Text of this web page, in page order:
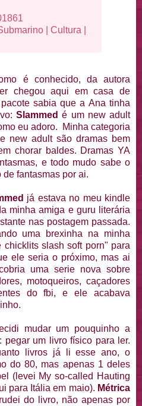
|Cultura
é conhecido, da autora
chegou aqui em casa de
sabia que a Ana tinha
Slammed é um new adult
eu adoro. Minha categoria
new adult são dramas bem
chorar baldes. Dramas YA
e todo mudo sabe o
fantasmas por ai.
já estava no meu kindle
minha amiga e guru literária
nas postagem passada.
uma brexinha na minha
chicklits slash soft porn" para
ele seria o próximo, mas ai
uma serie nova sobre
motoqueiros, caçadores
do fbi, e ele acabava
mudar um pouquinho a
pegar um livro físico para ler.
livros já li esse ano, o
do 80, mas apenas 1 deles
(levei My so-called Hauting
para Itália em maio). Métrica
do livro, não apenas por